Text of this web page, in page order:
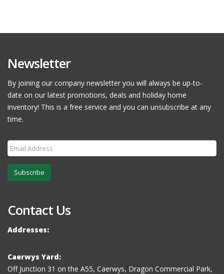
Newsletter
By joining our company newsletter you will always be up-to-
date on our latest promotions, deals and holiday home
inventory! This is a free service and you can unsubscribe at any
time.
Subscribe
Contact Us
Addresses:
Caerwys Yard:
Off Junction 31 on the A55, Caerwys, Dragon Commercial Park,